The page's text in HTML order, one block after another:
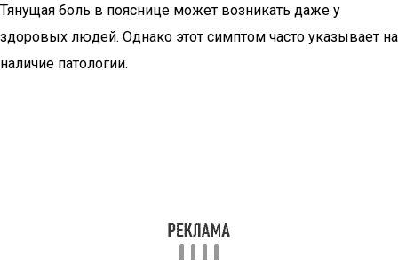
Тянущая боль в пояснице может возникать даже у
здоровых людей. Однако этот симптом часто указывает на
наличие патологии.